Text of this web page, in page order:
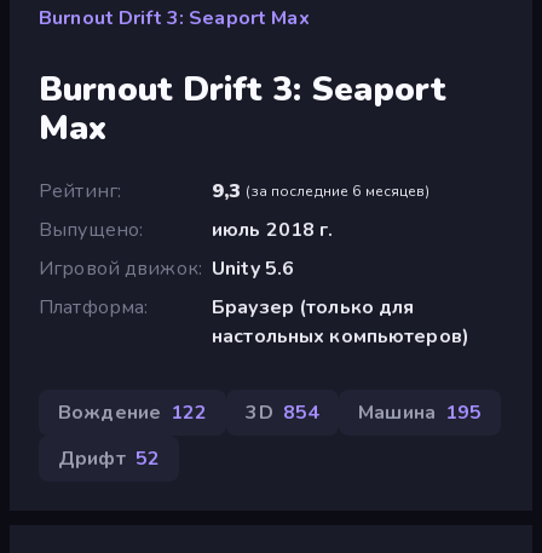
Burnout Drift 3: Seaport Max
Burnout Drift 3: Seaport
Max
Рейтинг 9,3 (за последние 6 месяцев)
Выпущено
июль 2018 г.
Игровой движок Unity 5.6
Платформа
Браузер (только для
настольных компьютеров)
Вождение 122 3D 854 Машина 195
Дрифт 52